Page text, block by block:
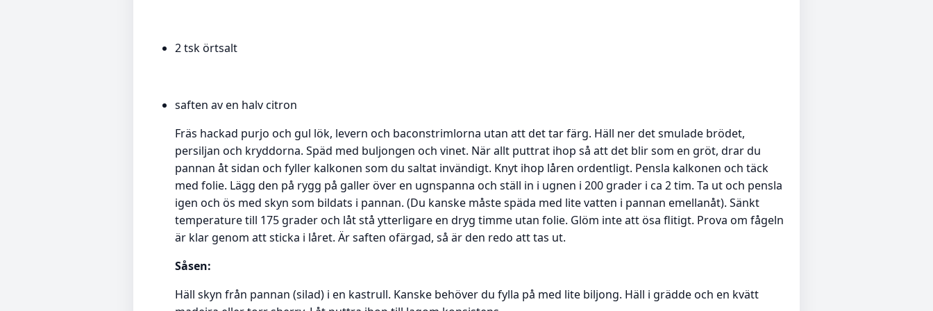
2 tsk örtsalt
saften av en halv citron
Fräs hackad purjo och gul lök, levern och baconstrimlorna utan att det tar färg. Häll ner det smulade brödet,
persiljan och kryddorna. Späd med buljongen och vinet. När allt puttrat ihop så att det blir som en gröt, drar du
pannan åt sidan och fyller kalkonen som du saltat invändigt. Knyt ihop låren ordentligt. Pensla kalkonen och täck
med folie. Lägg den på rygg på galler över en ugnspanna och ställ in i ugnen i 200 grader i ca 2 tim. Ta ut och pensla
igen och ös med skyn som bildats i pannan. (Du kanske måste späda med lite vatten i pannan emellanåt). Sänkt
temperature till 175 grader och låt stå ytterligare en dryg timme utan folie. Glöm inte att ösa flitigt. Prova om fågeln
är klar genom att sticka i låret. Är saften ofärgad, så är den redo att tas ut.
Såsen:
Häll skyn från pannan (silad) i en kastrull. Kanske behöver du fylla på med lite biljong. Häll i grädde och en kvätt